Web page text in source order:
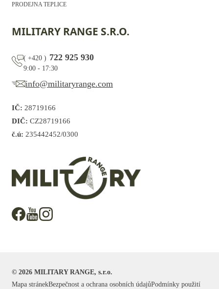
PRODEJNA TEPLICE
MILITARY RANGE S.R.O.
( +420 ) 722 925 930
9:00 - 17:30
info@militaryrange.com
IČ: 28719166
DIČ: CZ28719166
č.ú: 235442452/0300
© 2026 MILITARY RANGE, s.r.o.
Mapa stránekBezpečnost a ochrana osobních údajůPodmínky použití